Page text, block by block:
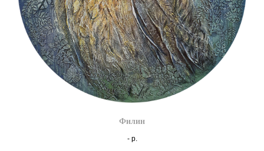
Филин
- р.